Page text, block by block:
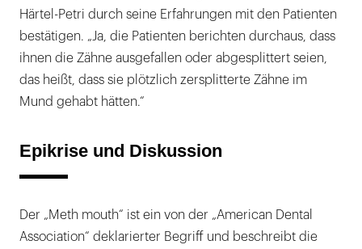
Härtel-Petri durch seine Erfahrungen mit den Patienten
bestätigen. „Ja, die Patienten berichten durchaus, dass
ihnen die Zähne ausgefallen oder abgesplittert seien,
das heißt, dass sie plötzlich zersplitterte Zähne im
Mund gehabt hätten.“
Epikrise und Diskussion
Der „Meth mouth“ ist ein von der „American Dental
Association“ deklarierter Begriff und beschreibt die